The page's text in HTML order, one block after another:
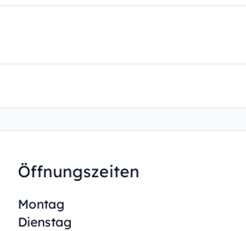
Öffnungszeiten
Montag
Dienstag